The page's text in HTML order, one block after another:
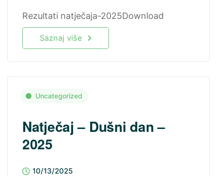
Rezultati natječaja-2025Download
Saznaj više
Uncategorized
Natječaj – Dušni dan –
2025
10/13/2025